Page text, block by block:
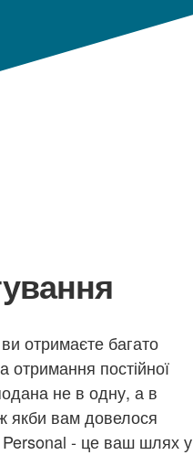
отримаєте багато
отримання постійної
не в одну, а в
якби вам довелося
Personal - це ваш шлях у